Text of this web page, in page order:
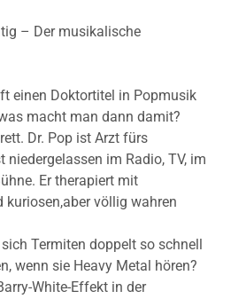
– Der musikalische
einen Doktortitel in Popmusik
macht man dann damit?
Dr. Pop ist Arzt fürs
niedergelassen im Radio, TV, im
Er therapiert mit
kuriosen,aber völlig wahren
Termiten doppelt so schnell
wenn sie Heavy Metal hören?
White-Effekt in der